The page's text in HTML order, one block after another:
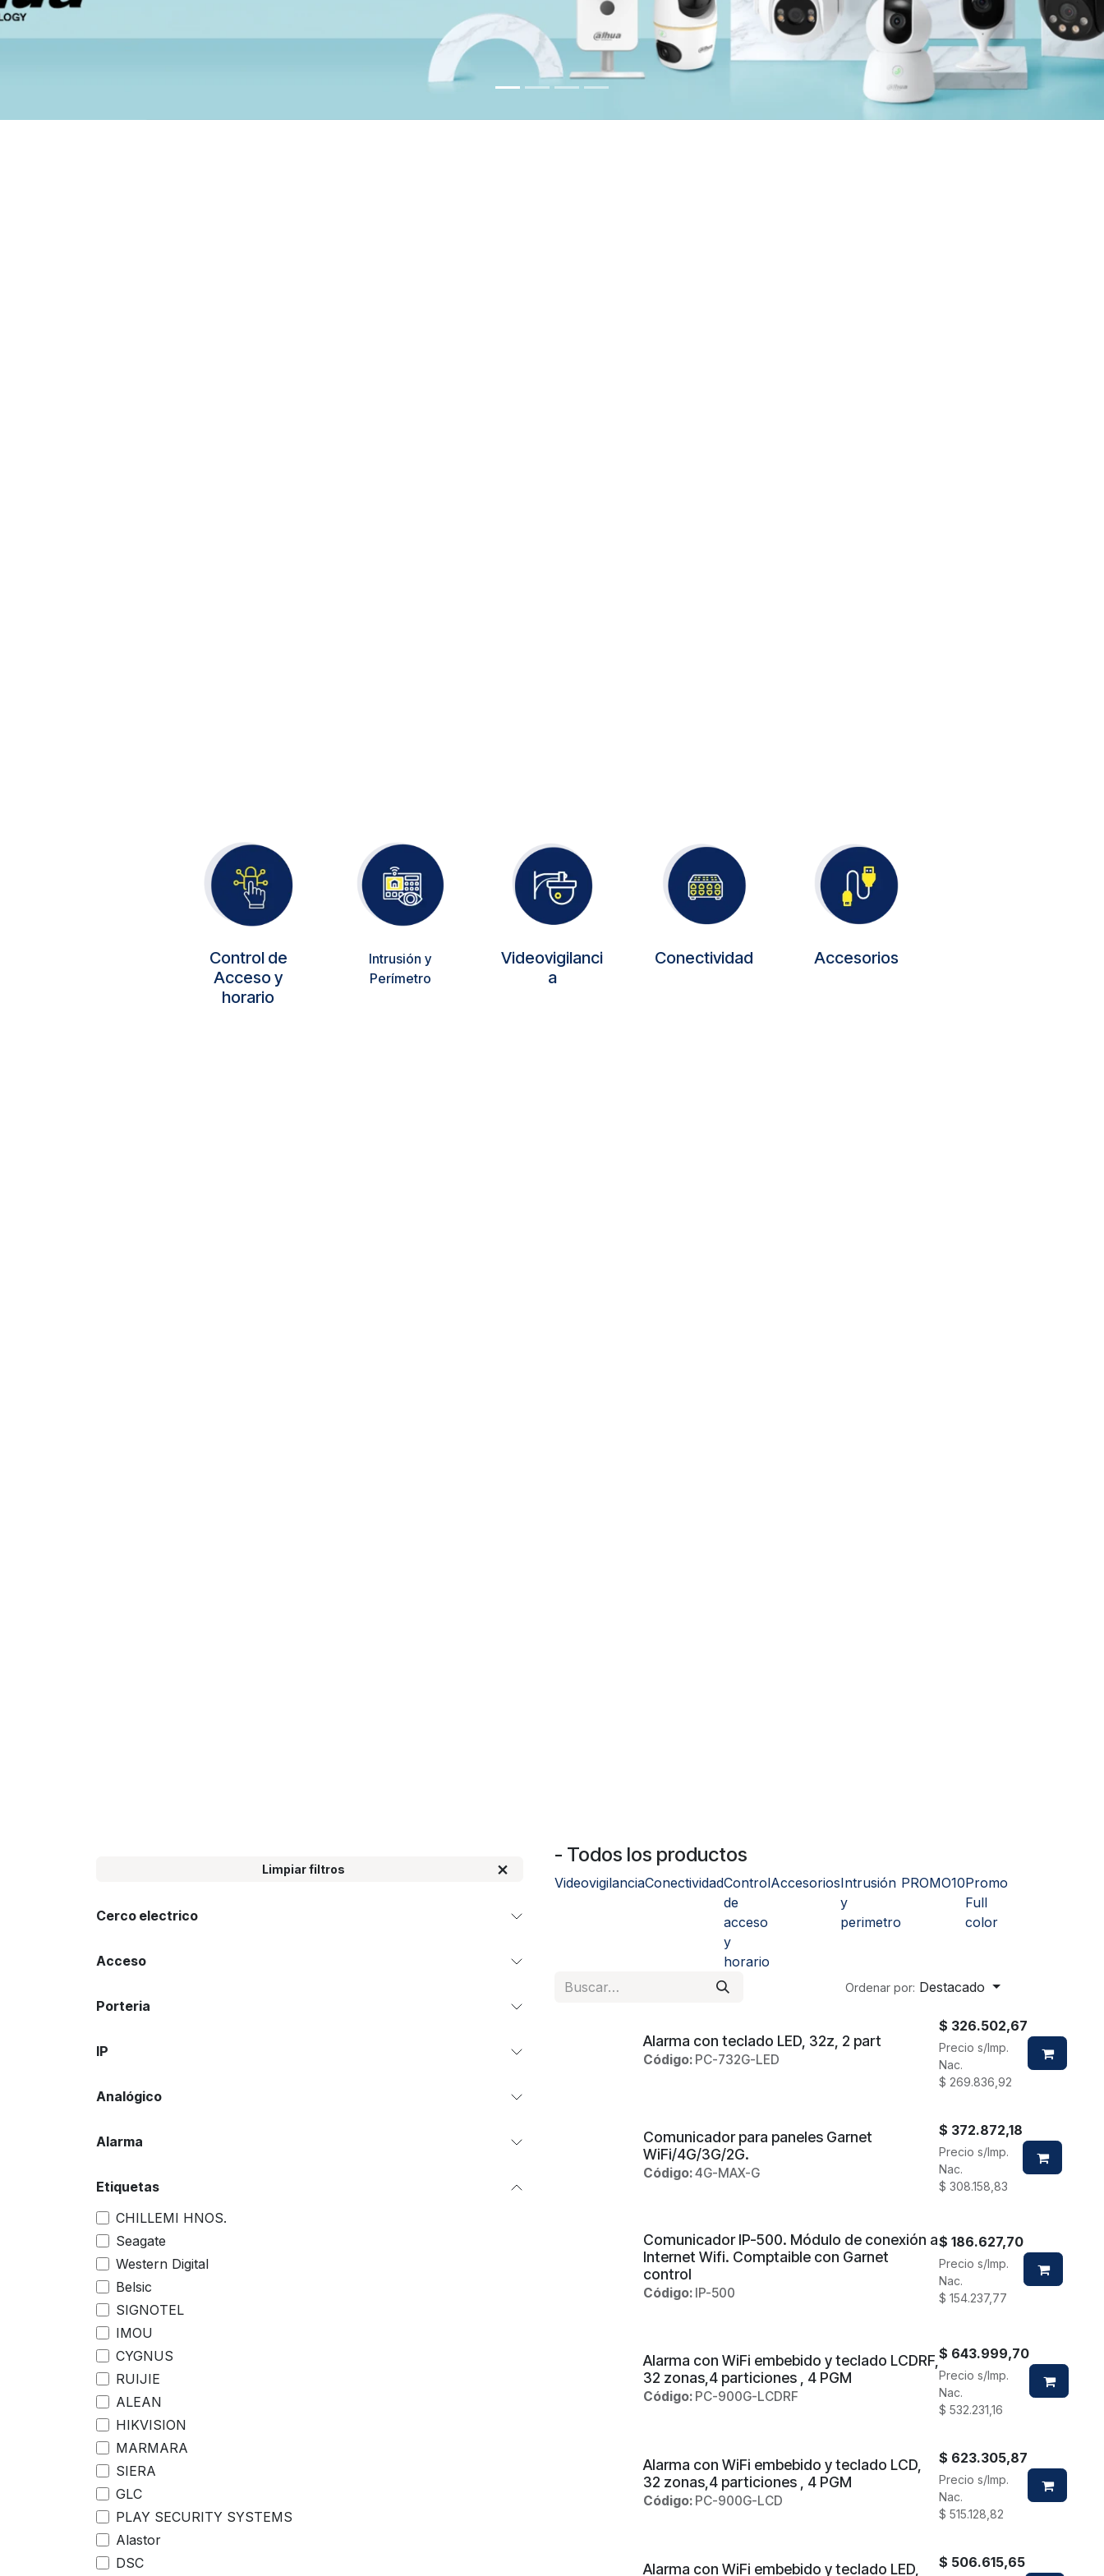
Accesorios
Conectividad
Videovigilanci
a
Intrusión y
Perímetro
Control de
Acceso y
horario
Limpiar filtros
Cerco electrico
Acceso
Porteria
IP
Analógico
Alarma
Etiquetas
CHILLEMI HNOS.
Seagate
Western Digital
Belsic
SIGNOTEL
IMOU
CYGNUS
RUIJIE
ALEAN
HIKVISION
MARMARA
SIERA
GLC
PLAY SECURITY SYSTEMS
Alastor
DSC
- Todos los productos
VideovigilanciaConectividadControl
de
acceso
y
horario
AccesoriosIntrusión
y
perimetro
PROMO10Promo
Full
color
Ordenar por: Destacado
Alarma con teclado LED, 32z, 2 part
Código: PC-732G-LED
$ 326.502,67
Precio s/Imp.
Nac.
$ 269.836,92
Comunicador para paneles Garnet
WiFi/4G/3G/2G.
Código:4G-MAX-G
$ 372.872,18
Precio s/Imp.
Nac.
$ 308.158,83
Comunicador IP-500. Módulo de conexión a
Internet Wifi. Comptaible con Garnet
control
Código: IP-500
$ 186.627,70
Precio s/Imp.
Nac.
$ 154.237,77
Alarma con WiFi embebido y teclado LCDRF,
32 zonas,4 particiones , 4 PGM
Código: PC-900G-LCDRF
$ 643.999,70
Precio s/Imp.
Nac.
$ 532.231,16
Alarma con WiFi embebido y teclado LCD,
32 zonas,4 particiones , 4 PGM
Código: PC-900G-LCD
$ 623.305,87
Precio s/Imp.
Nac.
$ 515.128,82
Alarma con WiFi embebido y teclado LED, $ 506.615,65